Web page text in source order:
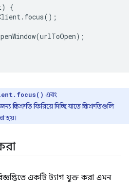
)
{
. focus();
(urlToOpen);
এবং
প্রতিশ্রুতি ফিরিয়ে দিচ্ছি যাতে প্রতিশ্রুতিগুলি
হয়।
একটি ট্যাগ যুক্ত করা এমন